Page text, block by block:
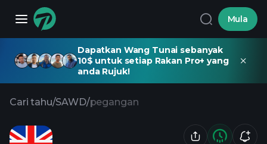
Mula
Dapatkan Wang Tunai sebanyak
10$ untuk setiap Rakan Pro+ yang
anda Rujuk!
Cari tahu/SAWD/pegangan